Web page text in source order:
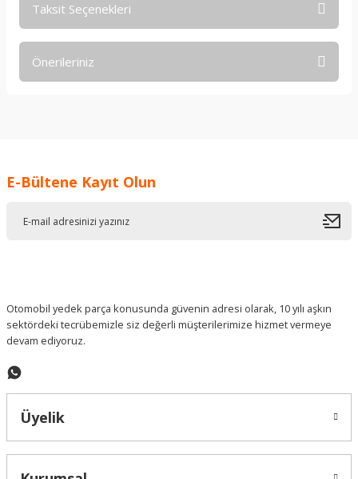
Taksit Seçenekleri
Önerileriniz
Ürün resmi kalitesiz, bozuk veya görüntülenemiyor.
E-Bültene Kayıt Olun
Otomobil yedek parça konusunda güvenin adresi olarak, 10 yılı aşkın
sektördeki tecrübemizle siz değerli müşterilerimize hizmet vermeye
devam ediyoruz.
Üyelik